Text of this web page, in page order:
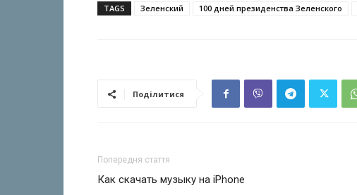
TAGS Зеленский 100 дней президенства Зеленского
Поділитися
Попередня стаття
Как скачать музыку на iPhone